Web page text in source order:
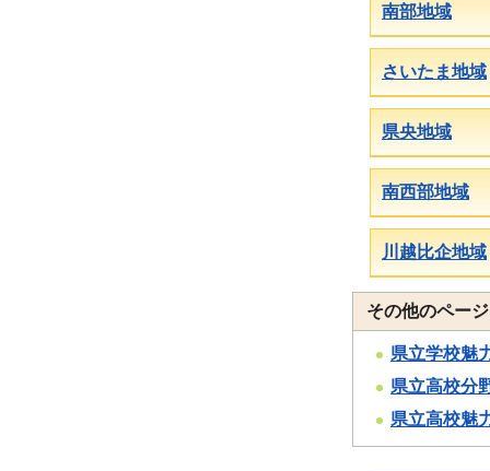
南部地域
さいたま地域
県央地域
南西部地域
川越比企地域
その他のペー
県立学校魅
県立高校分
県立高校魅